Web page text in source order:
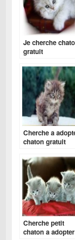
Je cherche
gratuit
Cherche a
chaton gratuit
Cherche petit
chaton a adopter